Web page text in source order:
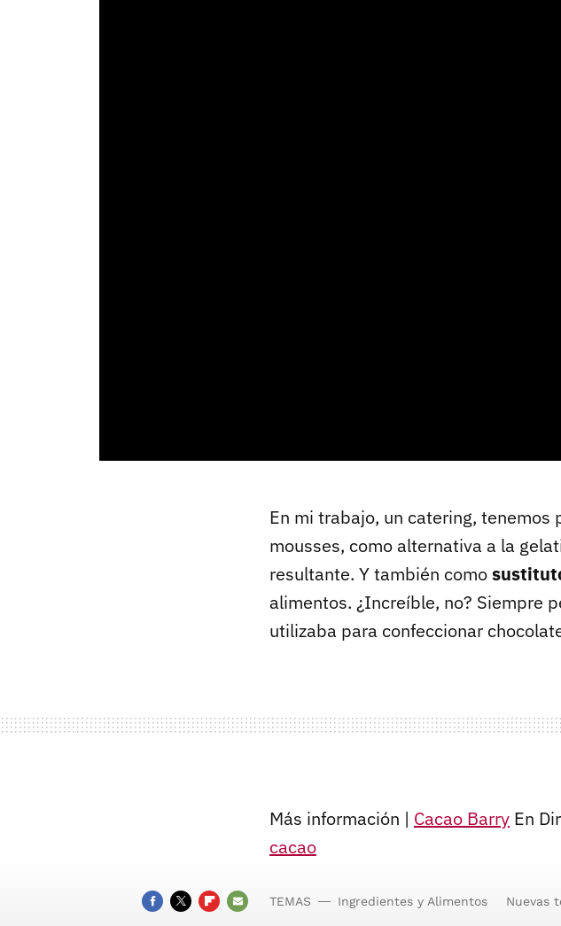
En mi trabajo, un catering, tenemos
mousses, como alternativa a la
resultante. Y también como
alimentos. ¿Increíble, no? Siempre
utilizaba para confeccionar
Más información | Cacao Barry En
cacao
TEMAS Ingredientes y Alimentos Nuevas